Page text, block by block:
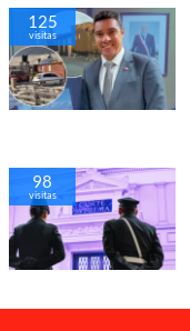
125
visitas
98
visitas